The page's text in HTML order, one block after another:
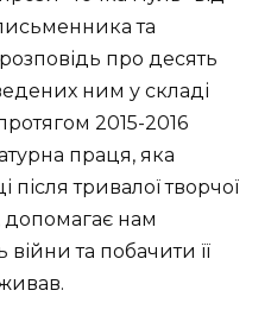
та
про десять
ним у складі
2015-2016
праця, яка
після тривалої творчої
нам
та побачити її